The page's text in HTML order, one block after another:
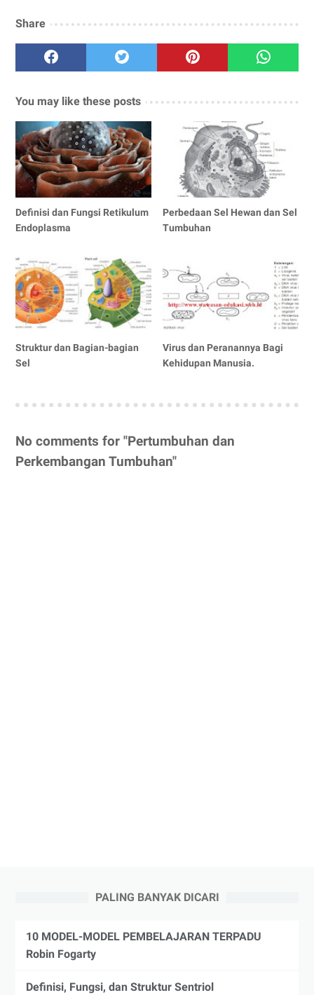
Share
You may like these posts
Definisi dan Fungsi Retikulum
Endoplasma
Perbedaan Sel Hewan dan Sel
Tumbuhan
Struktur dan Bagian-bagian
Sel
Virus dan Peranannya Bagi
Kehidupan Manusia.
No comments for "Pertumbuhan dan
Perkembangan Tumbuhan"
PALING BANYAK DICARI
10 MODEL-MODEL PEMBELAJARAN TERPADU
Robin Fogarty
Definisi, Fungsi, dan Struktur Sentriol